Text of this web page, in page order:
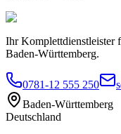
Ihr Komplettdienstleister
Baden-Württemberg.
0781-12 555 250
Baden-Württemberg
Deutschland